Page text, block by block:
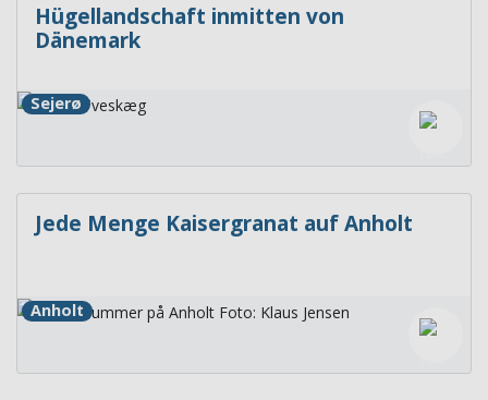
Hügellandschaft inmitten von
Dänemark
Sejerø
Jede Menge Kaisergranat auf Anholt
Anholt